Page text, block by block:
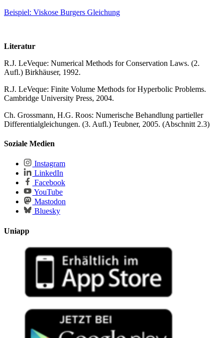
Beispiel: Viskose Burgers Gleichung
Literatur
R.J. LeVeque: Numerical Methods for Conservation Laws. (2.
Aufl.) Birkhäuser, 1992.
R.J. LeVeque: Finite Volume Methods for Hyperbolic Problems.
Cambridge University Press, 2004.
Ch. Grossmann, H.G. Roos: Numerische Behandlung partieller
Differentialgleichungen. (3. Aufl.) Teubner, 2005. (Abschnitt 2.3)
Soziale Medien
Instagram
LinkedIn
Facebook
YouTube
Mastodon
Bluesky
Uniapp